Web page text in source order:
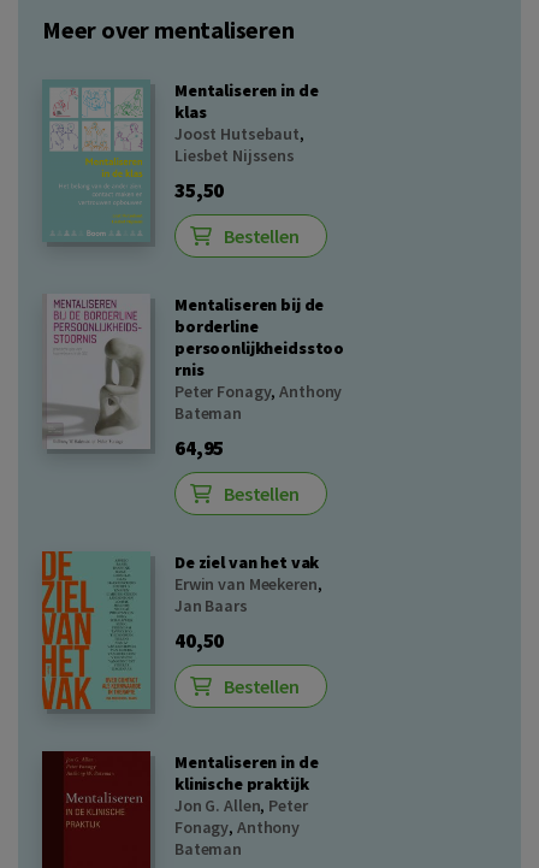
Meer over mentaliseren
Mentaliseren in de
klas
Joost Hutsebaut,
Liesbet Nijssens
35,50
Bestellen
Mentaliseren bij de
borderline
persoonlijkheidsstoo
rnis
Peter Fonagy,Anthony
Bateman
64,95
Bestellen
De ziel van het vak
Erwin van Meekeren,
Jan Baars
40,50
Bestellen
Mentaliseren in de
klinische praktijk
Jon G. Allen, Peter
Fonagy, Anthony
Bateman